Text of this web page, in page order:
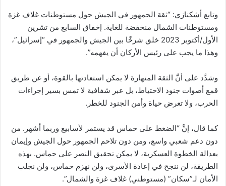
وتابع أشكنازي: “ثقة الجمهور في الجيش حول مستوطنات غلاف غزة
ومستوطنات الشمال منخفضة للغاية. إخفاق السابع من تشرين
الأول/أكتوبر 2023 خلق شرخًا بين الجيش والجمهور في “إسرائيل”،
وهذا ما يجب على رئيس الأركان أن يفهمه”.
وشدَّد على أنَّ الثقة المنهارة لا يمكن استعادتها بالقوة، أو عن طريق
قمع أصوات جنود الاحتياط، بل عبر شفافية لا تمس بسير إجراءات
الحرب، ولا تعرض حياة وأمن الجنود للخطر.
كما قال، إنَّ “الضغط على حماس قد يستمر لأسابيع وربما أشهر. من
دون دعم شعبي واسع، ومن دون تلاحم الجمهور حول الجيش وإيمان
بعدالة الخطوة العسكرية، لا يمكن تحقيق النصر على حماس. بهذه
الطريقة، لن ننجح في إعادة الأسرى، ولن نهزم حماس، ولن نجلب
الأمان لـ”سكان” (مستوطني) غلاف غزة والشمال”.